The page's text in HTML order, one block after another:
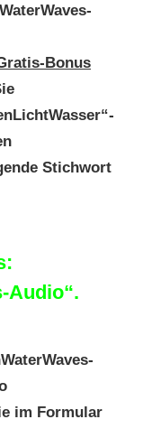
Bonus
Stichwort
Audio“.
im Formular